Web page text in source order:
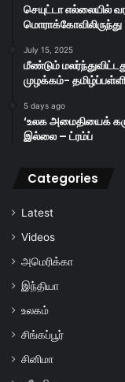
செயுட்டா எல்லையில்
July 15, 2025
மீண்டும்
முழக்கம்-
5 days ago
‘உலக அமைதியைக்
இல்லை – ட்ரம்ப்
Categories
Latest
Videos
அமெரிக்கா
இந்தியா
உலகம்
சிங்கப்பூர்
சினிமா